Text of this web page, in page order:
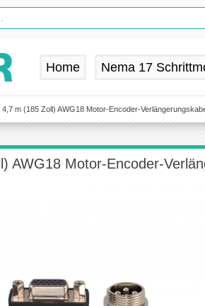
Home Nema 17
4,7 m (185 Zoll) AWG18 Motor-Encoder-
AWG18 Motor-Encoder-